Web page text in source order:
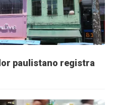
paulistano registra